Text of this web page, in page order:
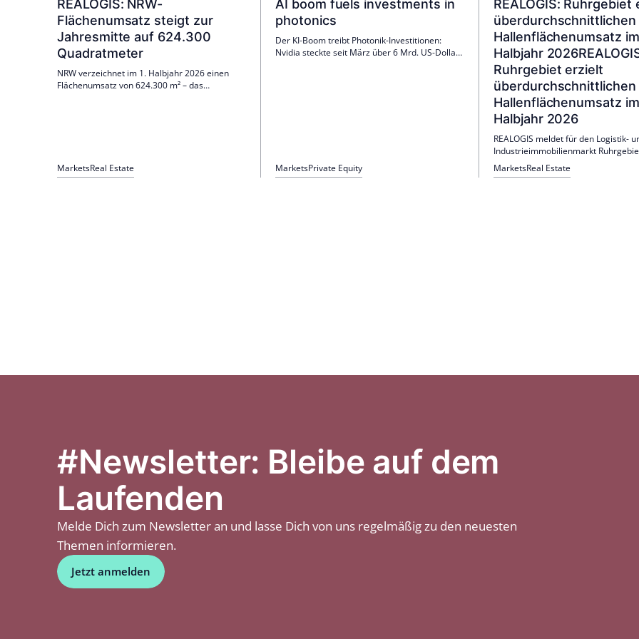
REALOGIS: NRW-
Flächenumsatz steigt zur
Jahresmitte auf 624.300
Quadratmeter
NRW verzeichnet im 1. Halbjahr 2026 einen
Flächenumsatz von 624.300 m² – das
MarketsReal Estate
AI boom fuels investments in
photonics
Der KI-Boom treibt Photonik-Investitionen:
Nvidia steckte seit März über 6 Mrd. US-Dollar
MarketsPrivate Equity
REALOGIS: Ruhrgebiet
überdurchschnittlichen
Hallenflächenumsatz
Halbjahr
Ruhrgebiet erzielt
überdurchschnittlichen
Hallenflächenumsatz
Halbjahr 2026
REALOGIS meldet für den Logistik-
Industrieimmobilienmarkt
Halbjahr 2026 einen
255.500 m², davon 237.800 m²
MarketsReal Estate
#Newsletter: Bleibe auf dem
Laufenden
Melde Dich zum Newsletter an und lasse Dich von uns regelmäßig zu den neuesten
Themen informieren.
Jetzt anmelden